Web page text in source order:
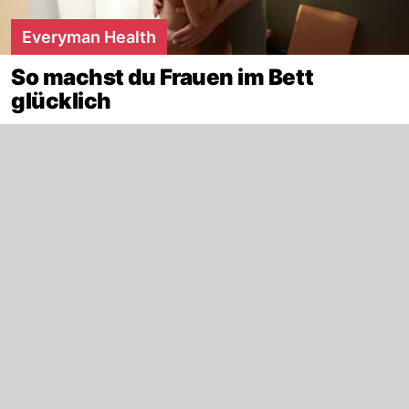
Everyman Health
So machst du Frauen im Bett
glücklich